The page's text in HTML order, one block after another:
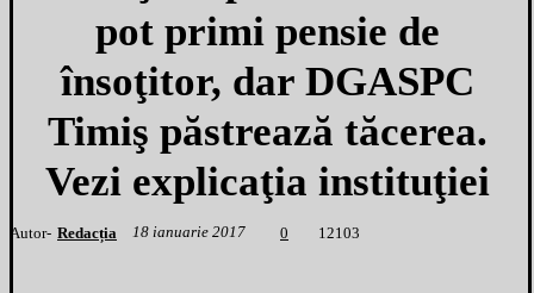
pot primi pensie de
însoţitor, dar DGASPC
Timiş păstrează tăcerea.
Vezi explicaţia instituţiei
Autor- Redacția 18 ianuarie 2017 0 1 2103